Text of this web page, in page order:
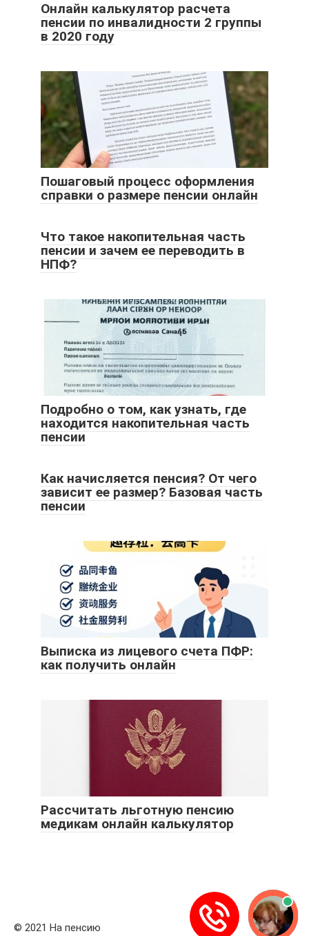
Онлайн калькулятор расчета
пенсии по инвалидности 2 группы
в 2020 году
Пошаговый процесс оформления
справки о размере пенсии онлайн
Что такое накопительная часть
пенсии и зачем ее переводить в
НПФ?
Подробно о том, как узнать, где
находится накопительная часть
пенсии
Как начисляется пенсия? От чего
зависит ее размер? Базовая часть
пенсии
Выписка из лицевого счета ПФР:
как получить онлайн
Рассчитать льготную пенсию
медикам онлайн калькулятор
© 2021 На пенсию